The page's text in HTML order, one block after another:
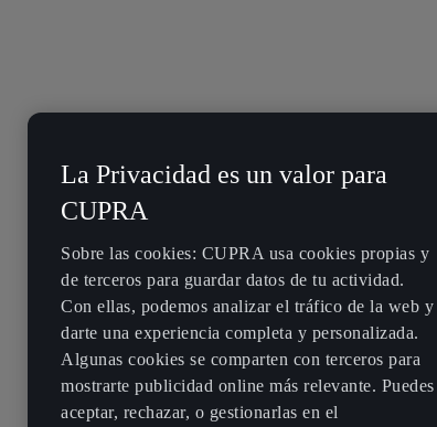
La Privacidad es un valor para
CUPRA
Sobre las cookies: CUPRA usa cookies propias y
de terceros para guardar datos de tu actividad.
Con ellas, podemos analizar el tráfico de la web y
darte una experiencia completa y personalizada.
Algunas cookies se comparten con terceros para
mostrarte publicidad online más relevante. Puedes
aceptar, rechazar, o gestionarlas en el